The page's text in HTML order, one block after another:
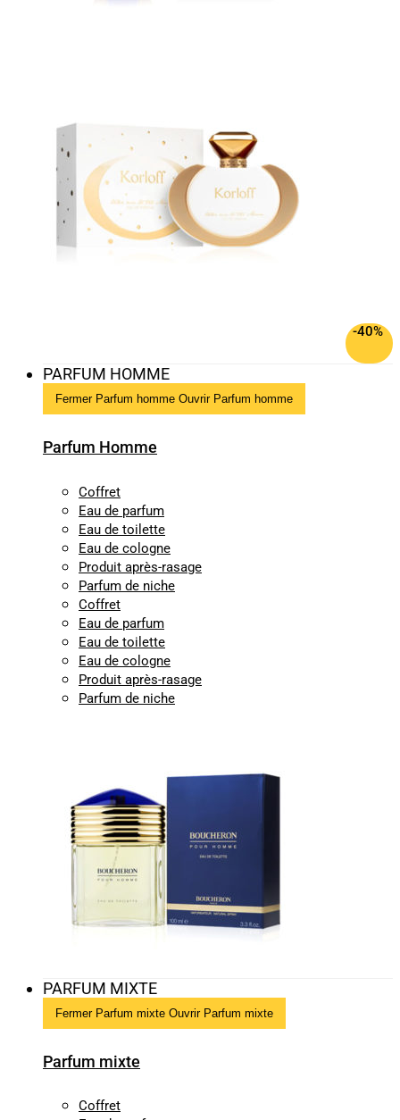
-40%
PARFUM HOMME
Fermer Parfum homme Ouvrir Parfum homme
Parfum Homme
Coffret
Eau de parfum
Eau de toilette
Eau de cologne
Produit après-rasage
Parfum de niche
Coffret
Eau de parfum
Eau de toilette
Eau de cologne
Produit après-rasage
Parfum de niche
PARFUM MIXTE
Fermer Parfum mixte Ouvrir Parfum mixte
Parfum mixte
Coffret